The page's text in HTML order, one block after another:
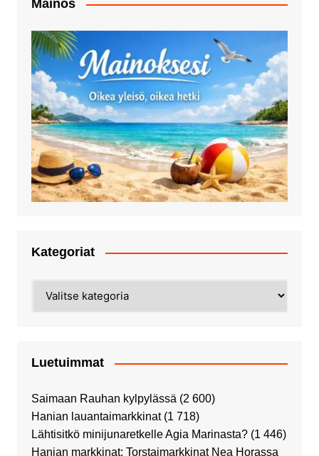
Mainos
Kategoriat
Luetuimmat
Saimaan Rauhan kylpylässä (2 600)
Hanian lauantaimarkkinat (1 718)
Lähtisitkö minijunaretkelle Agia Marinasta? (1 446)
Hanian markkinat: Torstaimarkkinat Nea Horassa